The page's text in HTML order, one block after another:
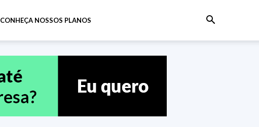
CONHEÇA NOSSOS PLANOS